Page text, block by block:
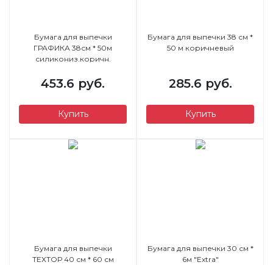
Бумага для выпечки
ГРАФИКА 38см * 50м
силикониз.коричн.
453.6 руб.
Купить
Бумага для выпечки 38 см *
50 м коричневый
285.6 руб.
Купить
Бумага для выпечки
ТЕХТОР 40 см * 60 см
Бумага для выпечки 30 см *
6м "Extra"